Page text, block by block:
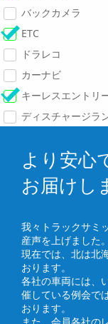
バックカメラ
ETC
ドラレコ
カーナビ
キーレスエントリ
ディスチャージラ
より安心
お届けし
我々トラックサミ
産声を上げました。
現在では、北は北
おります。
各社の車両には、
催している例会で
おります。